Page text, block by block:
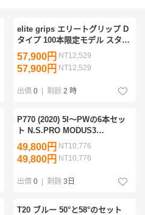
elite grips エリートグリップ D
タイプ 100本限定モデル スタン
ドキャディバッグ ベージュ
57,900円 NT12,529
57,900円 NT12,529
出價 0 | 剩餘 2 時
P770 (2020) 5I～PWの6本セッ
ト N.S.PRO MODUS3
TOUR105 (S)
49,800円 NT10,776
49,800円 NT10,776
出價 0 | 剩餘 3日
T20 ブルー 50°と58°のセット